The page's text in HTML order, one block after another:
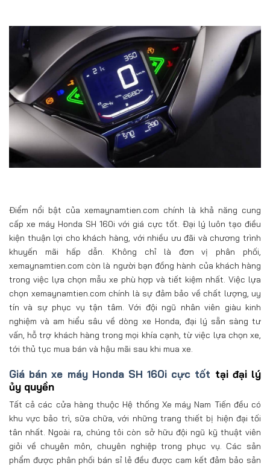
Điểm nổi bật của xemaynamtien.com chính là khả năng cung
cấp xe máy Honda SH 160i với giá cực tốt. Đại lý luôn tạo điều
kiện thuận lợi cho khách hàng, với nhiều ưu đãi và chương trình
khuyến mãi hấp dẫn. Không chỉ là đơn vị phân phối,
xemaynamtien.com còn là người bạn đồng hành của khách hàng
trong việc lựa chọn mẫu xe phù hợp và tiết kiệm nhất. Việc lựa
chọn xemaynamtien.com chính là sự đảm bảo về chất lượng, uy
tín và sự phục vụ tận tâm. Với đội ngũ nhân viên giàu kinh
nghiệm và am hiểu sâu về dòng xe Honda, đại lý sẵn sàng tư
vấn, hỗ trợ khách hàng trong mọi khía cạnh, từ việc lựa chọn xe,
tới thủ tục mua bán và hậu mãi sau khi mua xe.
Giá bán xe máy Honda SH 160i cực tốt tại đại lý
ủy quyền
Tất cả các cửa hàng thuộc Hệ thống Xe máy Nam Tiến đều có
khu vực bảo trì, sữa chữa, với những trang thiết bị hiện đại tối
tân nhất. Ngoài ra, chúng tôi còn sở hữu đội ngũ kỹ thuật viên
giỏi về chuyên môn, chuyên nghiệp trong phục vụ. Các sản
phẩm được phân phối bán sỉ lẻ đều được cam kết đảm bảo sản